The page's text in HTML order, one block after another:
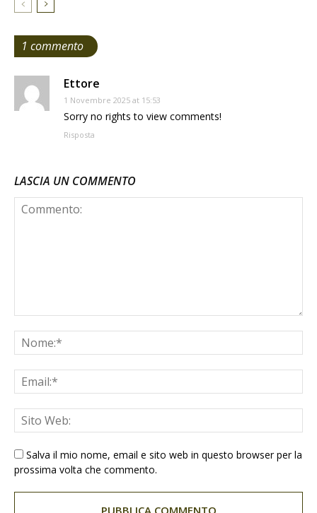
1 commento
Ettore
1 Novembre 2025 at 15:53
Sorry no rights to view comments!
Risposta
LASCIA UN COMMENTO
Salva il mio nome, email e sito web in questo browser per la
prossima volta che commento.